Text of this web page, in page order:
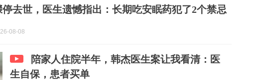
去世，医生遗憾指出：长期吃安眠药犯了2个禁忌
08-08
陪家人住院半年，韩杰医生案让我看清：医
生自保，患者买单